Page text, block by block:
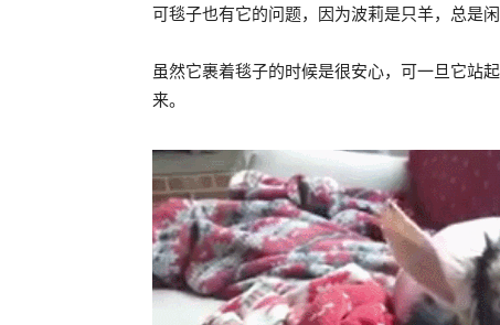
可毯子也有它的问题，因为波莉是只羊，总是闲
虽然它裹着毯子的时候是很安心，可一旦它站
来。